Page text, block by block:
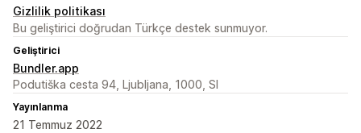
Gizlilik politikası
Bu geliştirici doğrudan Türkçe destek sunmuyor.
Geliştirici
Bundler.app
Podutiška cesta 94, Ljubljana, 1000, SI
Yayınlanma
21 Temmuz 2022